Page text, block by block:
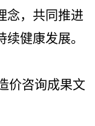
念，共同推进
健康发展。
价咨询成果文